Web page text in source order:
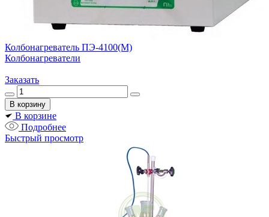
Колбонагреватель ПЭ-4100(М)
Колбонагреватели
Заказать
В корзине
Подробнее
Быстрый просмотр